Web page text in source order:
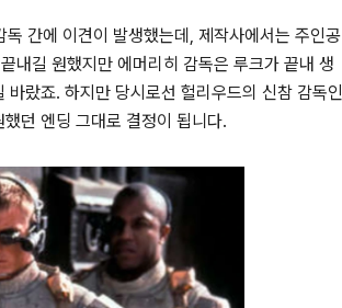
간에 이견이 발생했는데 , 제작사에서는 주인공
내길 원했지만 에머리히 감독은 루크가 끝내 생
바랐죠. 하지만 당시로선 헐리우드의 신참 감독인
했던 엔딩 그대로 결정이 됩니다.